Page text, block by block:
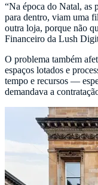
“Na época do Natal, as
para dentro, viam uma
outra loja, porque não
Financeiro da Lush
O problema também
espaços lotados e
tempo e recursos —
demandava a